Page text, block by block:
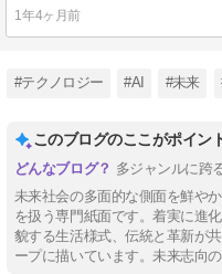
1年4ヶ月前
#テクノロジー #AI #未来
このブログのここがポイン
多ジャンルに跨
未来社会の多面的な側面を鮮や
を扱う専門紙面です。着実に進
貌する生活様式、伝統と革新が
ープに描いています。未来志向